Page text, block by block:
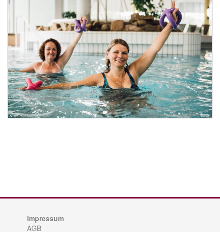
Impressum
AGB